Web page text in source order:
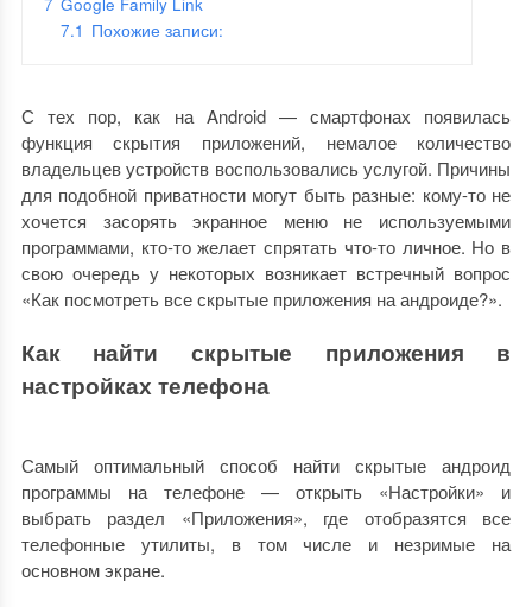
7.1 Похожие записи:
С тех пор, как на Android — смартфонах появилась
функция скрытия приложений, немалое количество
владельцев устройств воспользовались услугой. Причины
для подобной приватности могут быть разные: кому-то не
хочется засорять экранное меню не используемыми
программами, кто-то желает спрятать что-то личное. Но в
свою очередь у некоторых возникает встречный вопрос
«Как посмотреть все скрытые приложения на андроиде?».
Как найти скрытые приложения в
настройках телефона
Самый оптимальный способ найти скрытые андроид
программы на телефоне — открыть «Настройки» и
выбрать раздел «Приложения», где отобразятся все
телефонные утилиты, в том числе и незримые на
основном экране.